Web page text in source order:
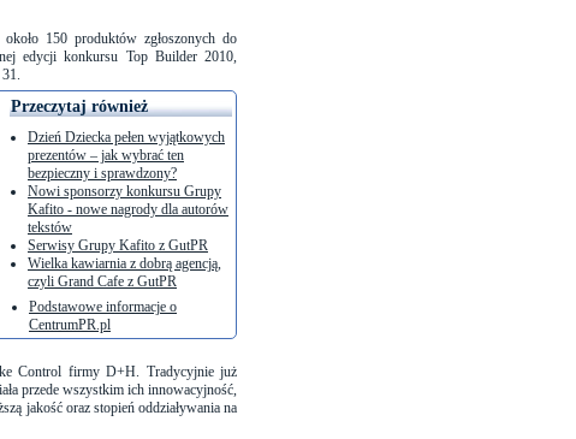
około 150 produktów zgłoszonych do
edycji konkursu Top Builder 2010,
Przeczytaj również
Dzień Dziecka pełen wyjątkowych
prezentów – jak wybrać ten
bezpieczny i sprawdzony?
Nowi sponsorzy konkursu Grupy
Kafito - nowe nagrody dla autorów
tekstów
Serwisy Grupy Kafito z GutPR
Wielka kawiarnia z dobrą agencją,
czyli Grand Cafe z GutPR
Podstawowe informacje o
CentrumPR.pl
Control firmy D+H. Tradycyjnie już
przede wszystkim ich innowacyjność,
jakość oraz stopień oddziaływania na